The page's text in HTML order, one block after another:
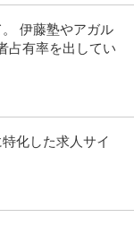
伊藤塾やアガル
占有率を出してい
化した求人サイ